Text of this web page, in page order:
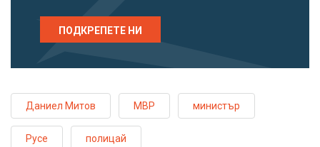
ПОДКРЕПЕТЕ НИ
Даниел Митов МВР министър
Русе полицай